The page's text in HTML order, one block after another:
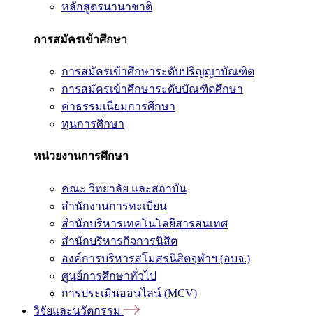
หลักสูตรนานาชาติ
การสมัครเข้าศึกษา
การสมัครเข้าศึกษาระดับปริญญาบัณฑิต
การสมัครเข้าศึกษาระดับบัณฑิตศึกษา
ค่าธรรมเนียมการศึกษา
ทุนการศึกษา
หน่วยงานการศึกษา
คณะ วิทยาลัย และสถาบัน
สำนักงานการทะเบียน
สำนักบริหารเทคโนโลยีสารสนเทศ
สำนักบริหารกิจการนิสิต
องค์การบริหารสโมสรนิสิตจุฬาฯ (อบจ.)
ศูนย์การศึกษาทั่วไป
การประเมินออนไลน์ (MCV)
วิจัยและนวัตกรรม